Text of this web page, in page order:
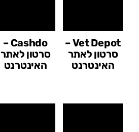
Vet Depot –
סרטון לאתר
האינטרנט
Cashdo –
סרטון לאתר
האינטרנט